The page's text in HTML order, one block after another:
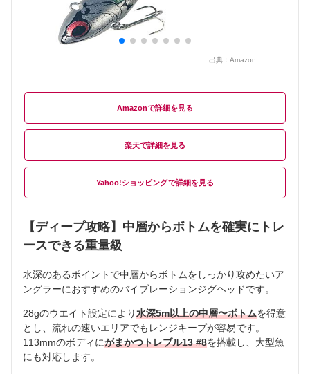
出典： Amazon
Amazon
楽天
Yahoo!ショッピング
【ディープ攻略】中層からボトムを確実にトレ
ースできる重量級
水深のあるポイントで中層からボトムをしっかり攻めたいア
ングラーにおすすめのバイブレーションジグヘッドです。
28gのウエイト設定により水深5m以上の中層〜ボトムを得意
とし、流れの速いエリアでもレンジキープが容易です。
113mmのボディにがまかつトレブル13 #8を搭載し、大型魚
にも対応します。